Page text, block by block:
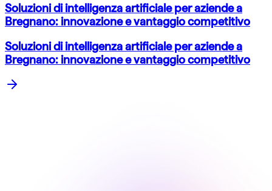
Soluzioni di intelligenza artificiale per aziende a
Bregnano: innovazione e vantaggio competitivo
Soluzioni di intelligenza artificiale per aziende a
Bregnano: innovazione e vantaggio competitivo